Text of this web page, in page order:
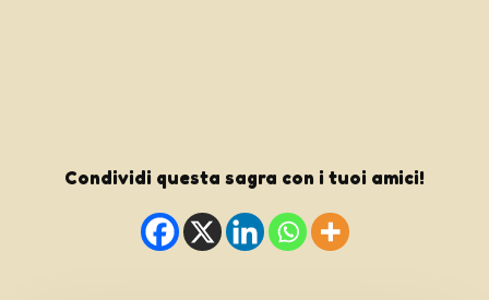
Condividi questa sagra con i tuoi amici!